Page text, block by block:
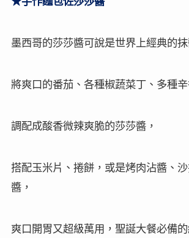
墨西哥的莎莎醬可說是世界上經典的抹
將爽口的番茄、各種椒蔬菜丁、多種
調配成酸香微辣爽脆的莎莎醬，
搭配玉米片、捲餅，或是烤肉沾醬、
醬，
爽口開胃又超級萬用，聖誕大餐必備的